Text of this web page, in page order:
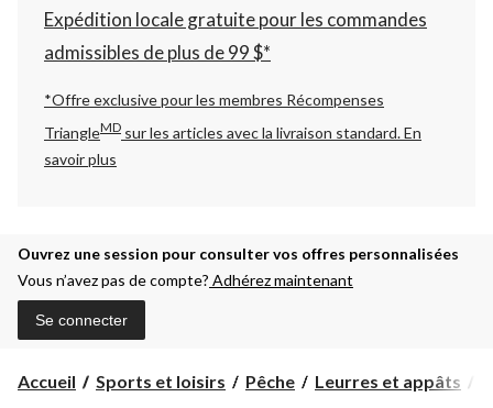
changer
Expédition locale gratuite pour les commandes
admissibles de plus de 99 $*
*Offre exclusive pour les membres Récompenses
TriangleMD sur les articles avec la livraison standard.En
savoir plus
Ouvrez une session pour consulter vos offres personnalisées
Vous n’avez pas de compte? Adhérez maintenant
Se connecter
Accueil Sports et loisirs Pêche Leurres et appâts